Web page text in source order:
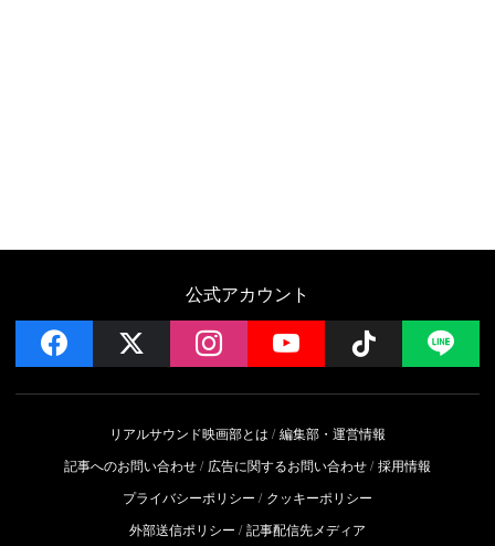
公式アカウント
facebook instagramYouTube Follow
リアルサウンド映画部とは
編集部・運営情報
記事へのお問い合わせ
広告に関するお問い合わせ 採用情報
プライバシーポリシー
クッキーポリシー
外部送信ポリシー
記事配信先メディア